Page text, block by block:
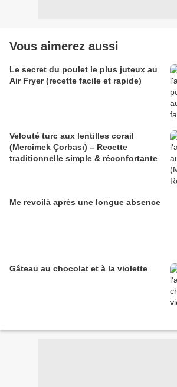
Vous aimerez aussi
Le secret du poulet le plus juteux au
Air Fryer (recette facile et rapide)
Velouté turc aux lentilles corail
(Mercimek Çorbası) – Recette
traditionnelle simple & réconfortante
Me revoilà après une longue absence
Gâteau au chocolat et à la violette